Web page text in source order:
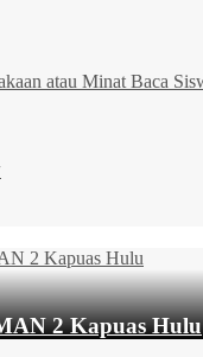
2 Kapuas Hulu